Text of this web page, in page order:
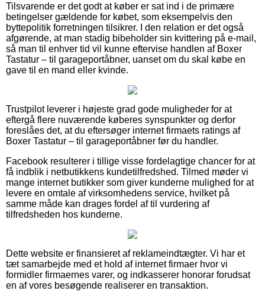
Tilsvarende er det godt at køber er sat ind i de primære
betingelser gældende for købet, som eksempelvis den
byttepolitik forretningen tilsikrer. I den relation er det også
afgørende, at man stadig bibeholder sin kvittering på e-mail,
så man til enhver tid vil kunne eftervise handlen af Boxer
Tastatur – til garageportåbner, uanset om du skal købe en
gave til en mand eller kvinde.
Trustpilot leverer i højeste grad gode muligheder for at
eftergå flere nuværende køberes synspunkter og derfor
foreslåes det, at du eftersøger internet firmaets ratings af
Boxer Tastatur – til garageportåbner før du handler.
Facebook resulterer i tillige visse fordelagtige chancer for at
få indblik i netbutikkens kundetilfredshed. Tilmed møder vi
mange internet butikker som giver kunderne mulighed for at
levere en omtale af virksomhedens service, hvilket på
samme måde kan drages fordel af til vurdering af
tilfredsheden hos kunderne.
Dette website er finansieret af reklameindtægter. Vi har et
tæt samarbejde med et hold af internet firmaer hvor vi
formidler firmaernes varer, og indkasserer honorar forudsat
en af vores besøgende realiserer en transaktion.